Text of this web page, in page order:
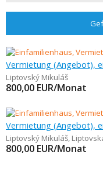
Vermietung (Angebot),
Liptovský Mikuláš
800,00 EUR/Monat
Vermietung (Angebot),
Liptovský Mikuláš,
800,00 EUR/Monat